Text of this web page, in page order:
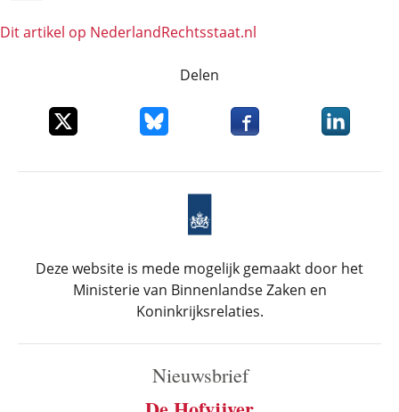
Dit artikel op NederlandRechts­staat.nl
Delen
Deel dit item op XDeel dit item op Bluesky
Deel dit item opDeel dit
Deze website is mede mogelijk gemaakt door het
Ministerie van Binnenlandse Zaken en
Koninkrijksrelaties.
Nieuwsbrief